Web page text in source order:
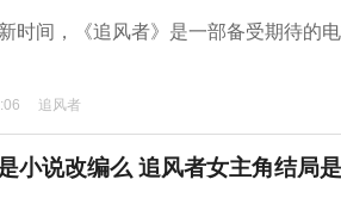
新时间，《追风者》是一部备受期待的
追风者
小说改编么 追风者女主角结局